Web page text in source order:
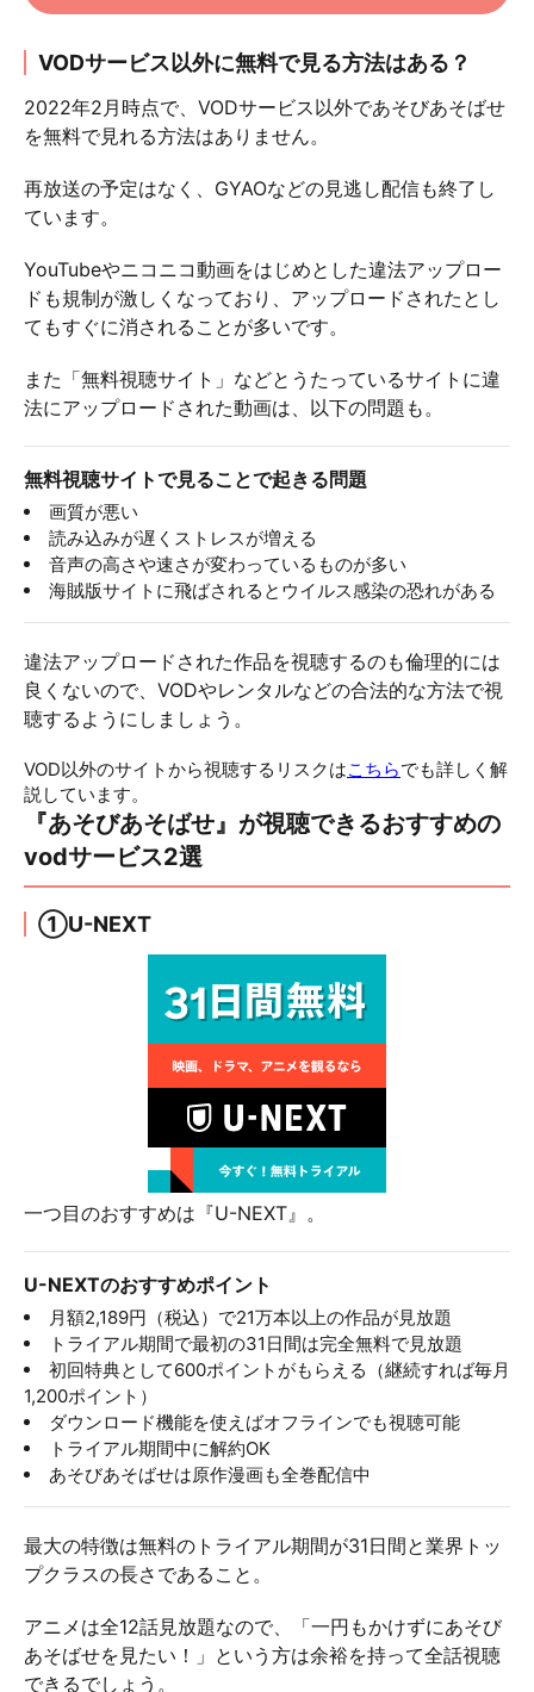
VODサービス以外に無料で見る方法はある？
2022年2月時点で、VODサービス以外であそびあそばせ
を無料で見れる方法はありません。
再放送の予定はなく、GYAOなどの見逃し配信も終了し
ています。
YouTubeやニコニコ動画をはじめとした違法アップロー
ドも規制が激しくなっており、アップロードされたとし
てもすぐに消されることが多いです。
また「無料視聴サイト」などとうたっているサイトに違
法にアップロードされた動画は、以下の問題も。
無料視聴サイトで見ることで起きる問題
画質が悪い
読み込みが遅くストレスが増える
音声の高さや速さが変わっているものが多い
海賊版サイトに飛ばされるとウイルス感染の恐れがある
違法アップロードされた作品を視聴するのも倫理的には
良くないので、VODやレンタルなどの合法的な方法で視
聴するようにしましょう。
VOD以外のサイトから視聴するリスクはこちらでも詳しく解
説しています。
『あそびあそばせ』が視聴できるおすすめの
vodサービス2選
①U-NEXT
一つ目のおすすめは『U-NEXT』。
U-NEXTのおすすめポイント
月額2,189円（税込）で21万本以上の作品が見放題
トライアル期間で最初の31日間は完全無料で見放題
初回特典として600ポイントがもらえる（継続すれば毎月
1,200ポイント）
ダウンロード機能を使えばオフラインでも視聴可能
トライアル期間中に解約OK
あそびあそばせは原作漫画も全巻配信中
最大の特徴は無料のトライアル期間が31日間と業界トッ
プクラスの長さであること。
アニメは全12話見放題なので、「一円もかけずにあそび
あそばせを見たい！」という方は余裕を持って全話視聴
できるでしょう。